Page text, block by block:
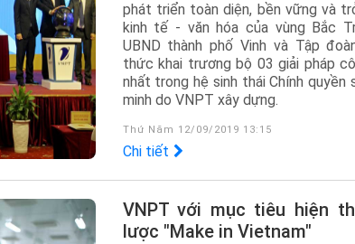
phát triển toàn diện, bền vững và
kinh tế - văn hóa của vùng Bắc
UBND thành phố Vinh và Tập
thức khai trương bộ 03 giải pháp
nhất trong hệ sinh thái Chính
minh do VNPT xây dựng.
Thứ Năm 12/09/2019 13:15
Chi tiết
VNPT với mục tiêu hiện thực hóa chiến
lược "Make in Vietnam"